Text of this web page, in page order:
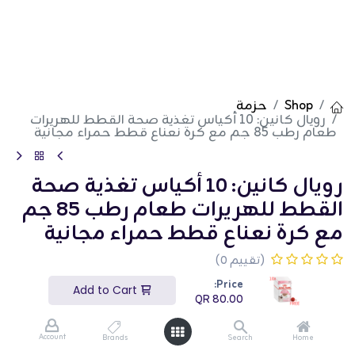
Price:
80.00
Home
Search
Brands
Account
Shop حزمة
رويال كانين: 10 أكياس تغذية صحة القطط للهريرات
طعام رطب 85 جم مع كرة نعناع قطط حمراء مجانية
رويال كانين: 10 أكياس تغذية صحة
القطط للهريرات طعام رطب 85 جم
مع كرة نعناع قطط حمراء مجانية
(تقييم 0)